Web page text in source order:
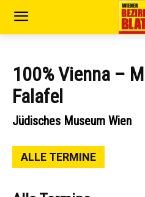
100% Vienna –
Falafel
Jüdisches Museum Wien
ALLE TERMINE